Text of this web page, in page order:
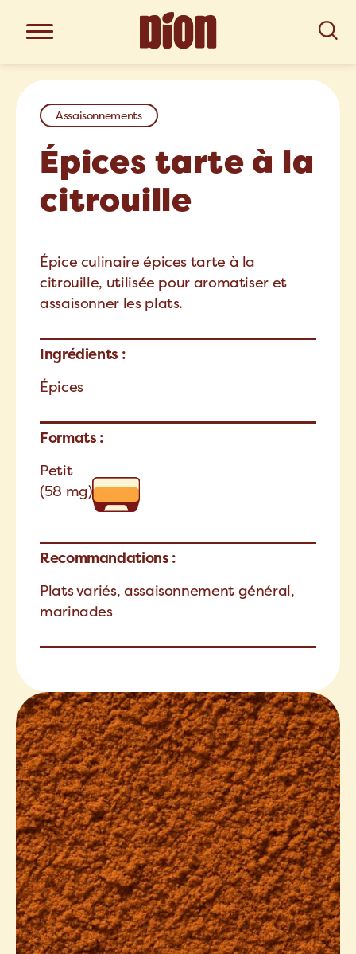
Assaisonnements
Épices tarte à la
citrouille
Épice culinaire épices tarte à la
citrouille, utilisée pour aromatiser et
assaisonner les plats.
Ingrédients :
Épices
Formats :
Petit
(58 mg)
Recommandations :
Plats variés, assaisonnement général,
marinades